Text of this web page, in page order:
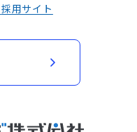
採用サイト